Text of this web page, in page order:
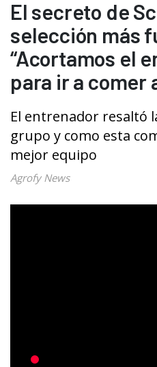
El secreto de
selección más
“Acortamos el
para ir a comer
El entrenador resaltó
grupo y como esta
mejor equipo
Agrofy News